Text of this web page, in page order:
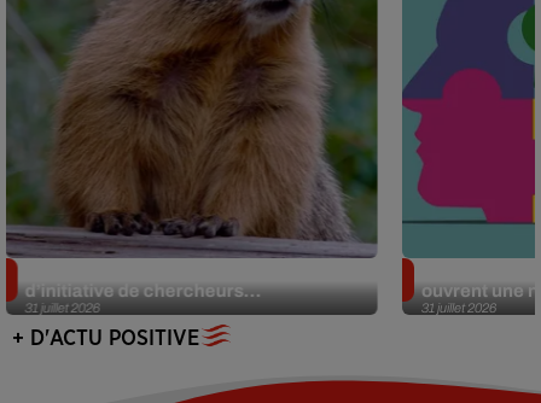
31 juillet 2026
d’initiative de chercheurs...
31 juillet 2026
ouvrent une
+ D'ACTU POSITIVE